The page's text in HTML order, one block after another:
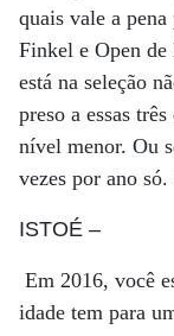
quais vale a
Finkel e Open
está na seleção
preso a essas
nível menor. Ou
vezes por ano
ISTOÉ –
Em 2016, você
idade tem para